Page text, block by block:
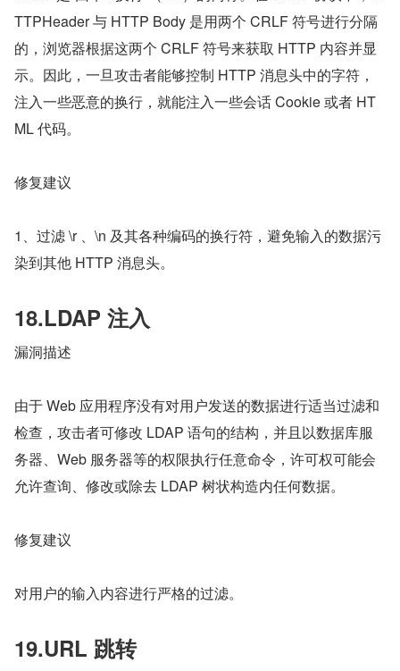
TTPHeader 与 HTTP Body 是用两个 CRLF 符号进行分隔
的，浏览器根据这两个 CRLF 符号来获取 HTTP 内容并显
示。因此，一旦攻击者能够控制 HTTP 消息头中的字符，
注入一些恶意的换行，就能注入一些会话 Cookie 或者 HT
ML 代码。
修复建议
1、过滤 \r 、\n 及其各种编码的换行符，避免输入的数据污
染到其他 HTTP 消息头。
18.LDAP 注入
漏洞描述
由于 Web 应用程序没有对用户发送的数据进行适当过滤和
检查，攻击者可修改 LDAP 语句的结构，并且以数据库服
务器、Web 服务器等的权限执行任意命令，许可权可能会
允许查询、修改或除去 LDAP 树状构造内任何数据。
修复建议
对用户的输入内容进行严格的过滤。
19.URL 跳转